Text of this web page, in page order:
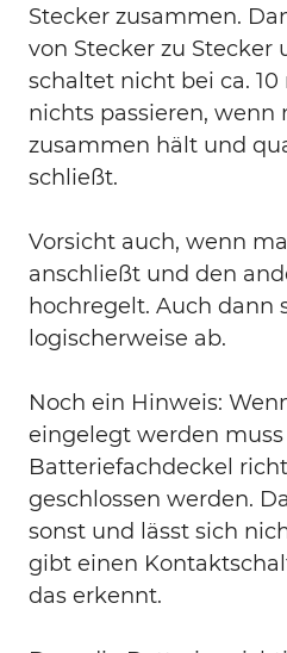
Stecker zusammen.
von Stecker zu Stecker
schaltet nicht bei ca. 10
nichts passieren, wenn
zusammen hält und
schließt.
Vorsicht auch, wenn
anschließt und den
hochregelt. Auch dann
logischerweise ab.
Noch ein Hinweis:
eingelegt werden
Batteriefachdeckel
geschlossen werden.
sonst und lässt sich
gibt einen
das erkennt.